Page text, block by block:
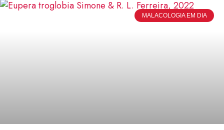
MALACOLOGIA EM DIA